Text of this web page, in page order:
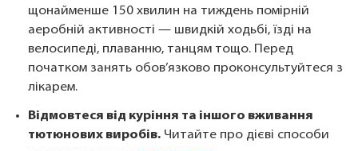
щонайменше 150 хвилин на тиждень помірній
аеробній активності — швидкій ходьбі, їзді на
велосипеді, плаванню, танцям тощо. Перед
початком занять обов’язково проконсультуйтеся з
лікарем.
Відмовтеся від куріння та іншого вживання
тютюнових виробів. Читайте про дієві способи